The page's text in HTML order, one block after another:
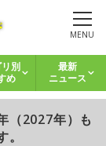
MENU
別
め
最新
ニュース
（2027年）も